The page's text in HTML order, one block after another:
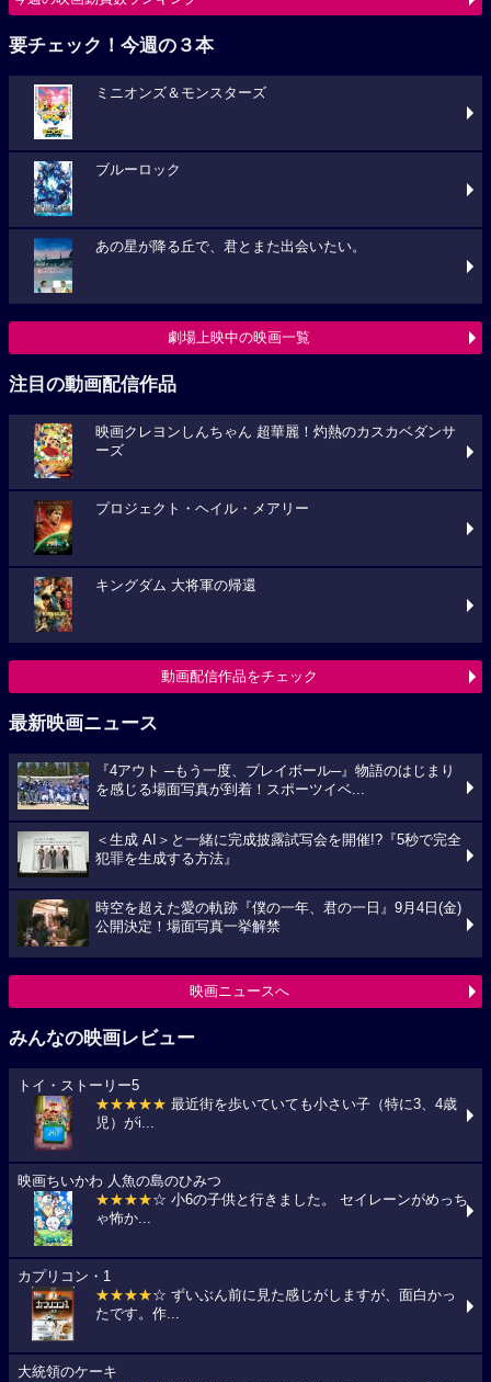
要チェック！今週の３本
ミニオンズ＆モンスターズ
ブルーロック
あの星が降る丘で、君とまた出会いたい。
劇場上映中の映画一覧
注目の動画配信作品
映画クレヨンしんちゃん 超華麗！灼熱のカスカベダンサ
ーズ
プロジェクト・ヘイル・メアリー
キングダム 大将軍の帰還
動画配信作品をチェック
最新映画ニュース
『4アウト ─もう一度、プレイボール─』物語のはじまり
を感じる場面写真が到着！スポーツイベ...
＜生成 AI＞と一緒に完成披露試写会を開催!?『5秒で完全
犯罪を生成する方法』
時空を超えた愛の軌跡『僕の一年、君の一日』9月4日(金)
公開決定！場面写真一挙解禁
映画ニュースへ
みんなの映画レビュー
トイ・ストーリー5
★★★★★ 最近街を歩いていても小さい子（特に3、4歳
児）がi...
映画ちいかわ 人魚の島のひみつ
★★★★☆ 小6の子供と行きました。 セイレーンがめっち
ゃ怖か...
カプリコン・1
★★★★☆ ずいぶん前に見た感じがしますが、面白かっ
たです。作...
大統領のケーキ